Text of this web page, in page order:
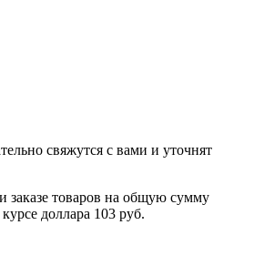
свяжутся с вами и уточнят
заказе товаров на общую сумму
доллара 103 руб.